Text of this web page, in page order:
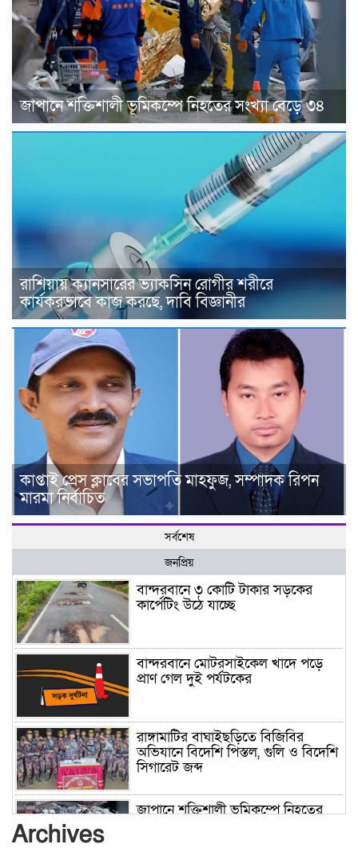
জাপানে শক্তিশালী ভূমিকম্পে নিহতের সংখ্যা বেড়ে ৩৪
রাশিয়ায় ক্যানসারের ভ্যাকসিন রোগীর শরীরে
কার্যকরভাবে কাজ করছে, দাবি বিজ্ঞানীর
কাপ্তাই প্রেস ক্লাবের সভাপতি মাহফুজ, সম্পাদক রিপন
মারমা নির্বাচিত
সর্বশেষ
জনপ্রিয়
বান্দরবানে ৩ কোটি টাকার সড়কের
কার্পেটিং উঠে যাচ্ছে
বান্দরবানে মোটরসাইকেল খাদে পড়ে
প্রাণ গেল দুই পর্যটকের
রাঙ্গামাটির বাঘাইছড়িতে বিজিবির
অভিযানে বিদেশি পিস্তল, গুলি ও বিদেশি
সিগারেট জব্দ
জাপানে শক্তিশালী ভূমিকম্পে নিহতের
Archives